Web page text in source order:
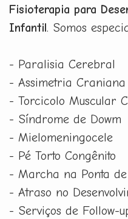
Fisioterapia para
Infantil. Somos
- Paralisia Cerebral
- Assimetria Craniana
- Torcicolo Muscular
- Síndrome de Dowm
- Mielomeningocele
- Pé Torto Congênito
- Marcha na Ponta
- Atraso no
- Serviços de Follow-